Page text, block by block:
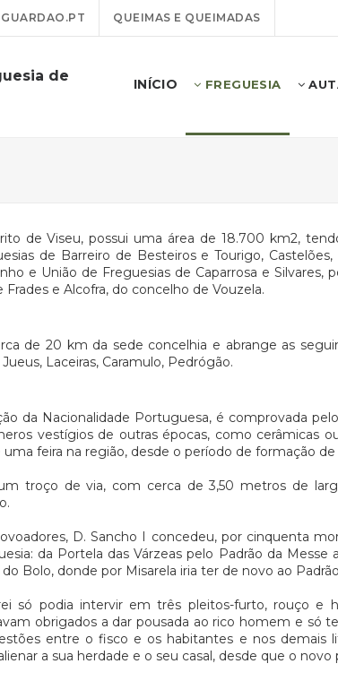
QUEIMAS E QUEIMADAS
de
INÍCIO FREGUESIA
de Viseu, possui uma área de 18.700 km2,
de Barreiro de Besteiros e Tourigo,
e União de Freguesias de Caparrosa e
e Alcofra, do concelho de Vouzela.
de 20 km da sede concelhia e abrange as
Laceiras, Caramulo, Pedrógão.
da Nacionalidade Portuguesa, é comprovada
vestígios de outras épocas, como cerâmicas
feira na região, desde o período de formação
troço de via, com cerca de 3,50 metros de
D. Sancho I concedeu, por cinquenta
da Portela das Várzeas pelo Padrão da Messe
Bolo, donde por Misarela iria ter de novo ao
só podia intervir em três pleitos-furto, rouço e
obrigados a dar pousada ao rico homem e só
entre o fisco e os habitantes e nos demais
a sua herdade e o seu casal, desde que o novo